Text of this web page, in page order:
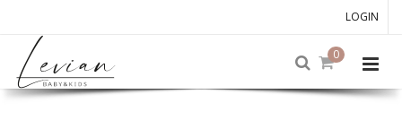
LOGIN
0